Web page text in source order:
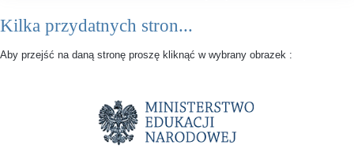
Kilka przydatnych stron...
Aby przejść na daną stronę proszę kliknąć w wybrany obrazek :